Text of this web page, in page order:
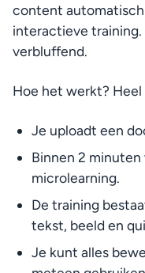
content
interactieve training.
verbluffend.
Hoe het werkt? Heel
Je uploadt een
Binnen 2
microlearning.
De training
tekst, beeld en
Je kunt alles